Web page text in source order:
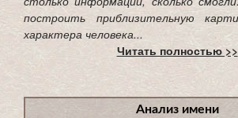
построить приблизительную
характера человека...
Читать полностью >>
Анализ имени